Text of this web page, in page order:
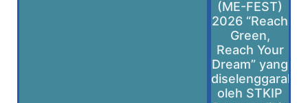
(ME-FEST)
2026 “Reach
Green,
Reach Your
Dream” yang
oleh STKIP